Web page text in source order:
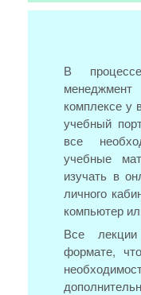
В
комплексе у
учебный
все
учебные
изучать в
личного
компьютер
Все
формате,